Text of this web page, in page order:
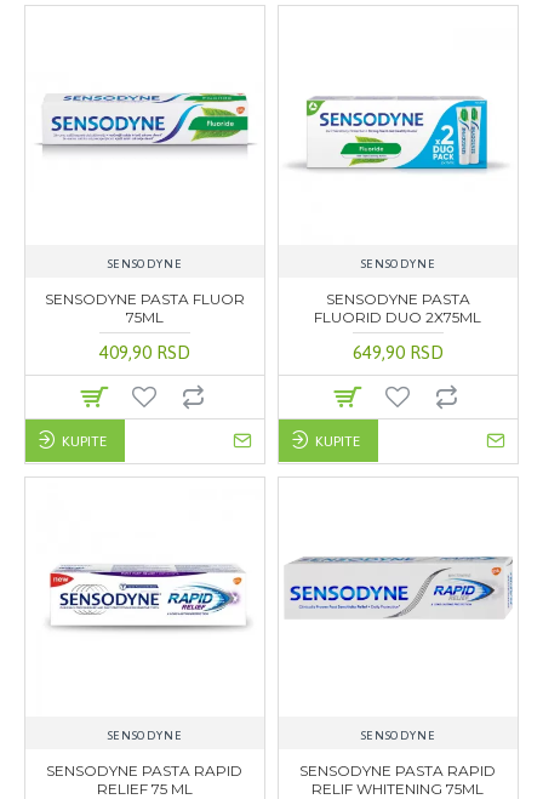
SENSODYNE
SENSODYNE PASTA FLUOR
75ML
409,90 RSD
KUPITE
SENSODYNE
SENSODYNE PASTA
FLUORID DUO 2X75ML
649,90 RSD
KUPITE
SENSODYNE
SENSODYNE PASTA RAPID
RELIEF 75 ML
SENSODYNE
SENSODYNE PASTA RAPID
RELIF WHITENING 75ML